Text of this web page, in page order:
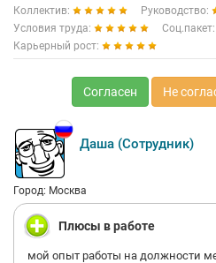
Коллектив:
Руководство:
Условия труда:
Соц.пакет:
Карьерный рост:
Согласен Не
Даша (Сотрудник)
Город: Москва
Плюсы в работе
мой опыт работы на должности